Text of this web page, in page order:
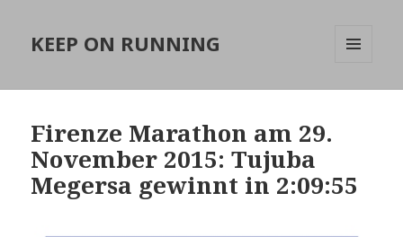
KEEP ON RUNNING
Firenze Marathon am 29.
November 2015: Tujuba
Megersa gewinnt in 2:09:55